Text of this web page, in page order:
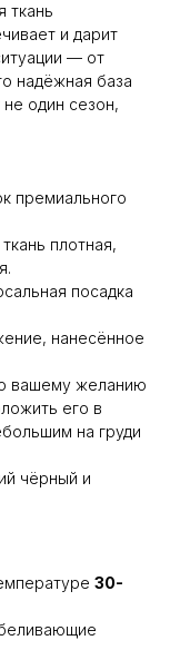
ткань
и дарит
— от
надёжная база
один сезон,
премиального
плотная,
посадка
нанесённое
вашему желанию
его в
на груди
чёрный и
30-